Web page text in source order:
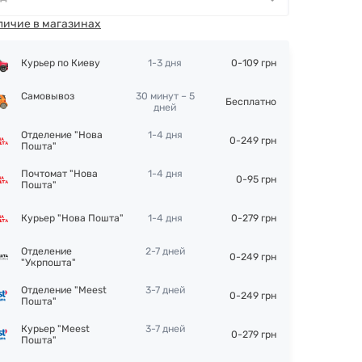
в магазинах
Курьер по Киеву 1-3 дня 0-109 грн
Самовывоз
30 минут – 5
дней
Бесплатно
Отделение "Нова
Пошта"
1-4 дня 0-249 грн
Почтомат "Нова
Пошта"
1-4 дня 0-95 грн
Курьер "Нова Пошта" 1-4 дня 0-279 грн
Отделение
"Укрпошта"
2-7 дней 0-249 грн
Отделение "Meest
Пошта"
3-7 дней 0-249 грн
Курьер "Meest
Пошта"
3-7 дней 0-279 грн